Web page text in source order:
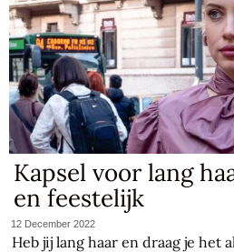
Kapsel voor lang
en feestelijk
12 December 2022
Heb jij lang haar en draag je het